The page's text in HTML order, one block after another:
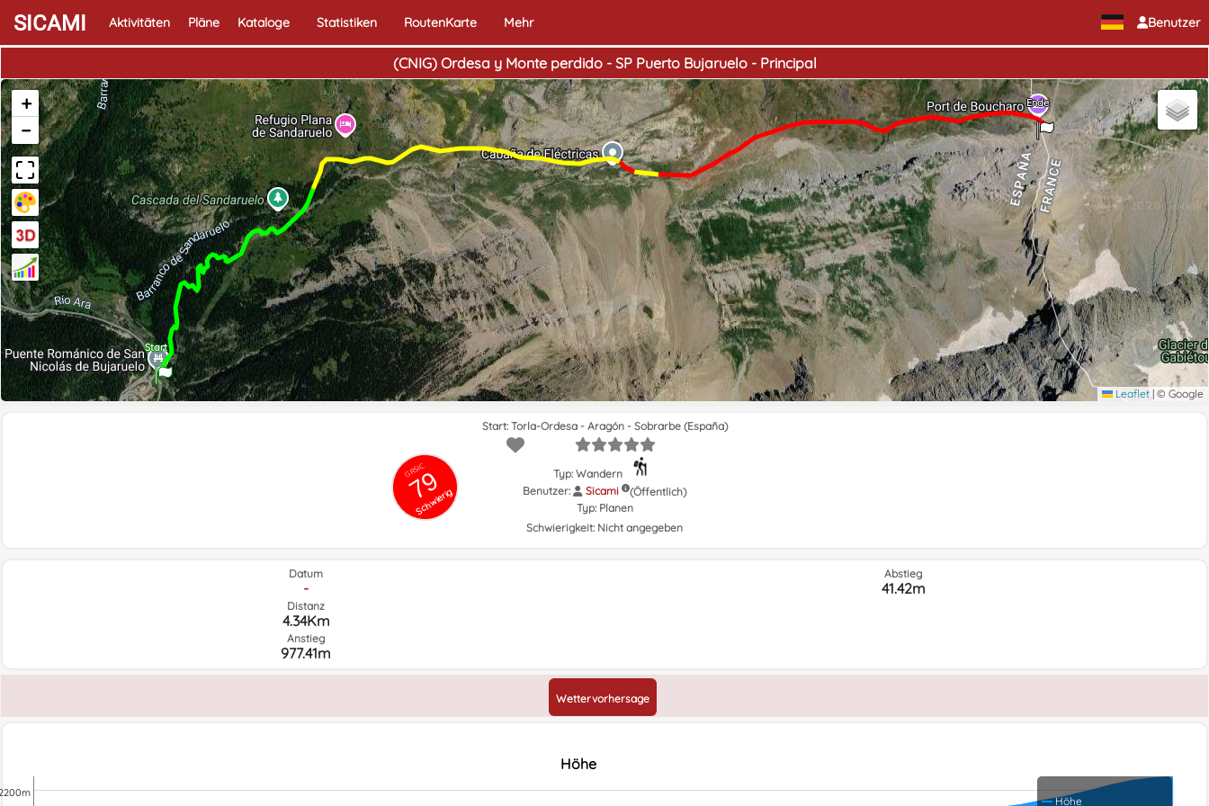
Benutzer
SICAMI Aktivitäten Pläne Kataloge Statistiken RoutenKarte Mehr
(CNIG) Ordesa y Monte perdido - SP Puerto Bujaruelo - Principal
Start
Ende
+
−
Leaflet | © Google
GRSIC
79
Schwierig
Start: Torla-Ordesa - Aragón - Sobrarbe (España)
Typ: Wandern
Benutzer:
Sicami
(Öffentlich)
Typ: Planen
Schwierigkeit: Nicht angegeben
Datum
-
Distanz
4.34Km
Anstieg
977.41m
Abstieg
41.42m
Wettervorhersage
Höhe
Höhe